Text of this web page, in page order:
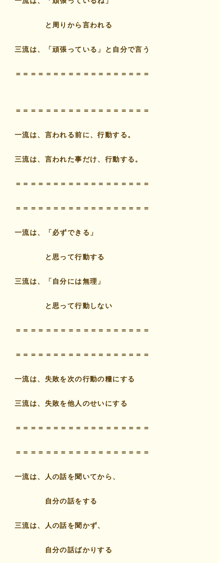
と周りから言われる
三流は、「頑張っている」と自分で言う
＝＝＝＝＝＝＝＝＝＝＝＝＝＝＝＝＝＝
＝＝＝＝＝＝＝＝＝＝＝＝＝＝＝＝＝＝
一流は、言われる前に、行動する。
三流は、言われた事だけ、行動する。
＝＝＝＝＝＝＝＝＝＝＝＝＝＝＝＝＝＝
＝＝＝＝＝＝＝＝＝＝＝＝＝＝＝＝＝＝
一流は、「必ずできる」
と思って行動する
三流は、「自分には無理」
と思って行動しない
＝＝＝＝＝＝＝＝＝＝＝＝＝＝＝＝＝＝
＝＝＝＝＝＝＝＝＝＝＝＝＝＝＝＝＝＝
一流は、失敗を次の行動の糧にする
三流は、失敗を他人のせいにする
＝＝＝＝＝＝＝＝＝＝＝＝＝＝＝＝＝＝
＝＝＝＝＝＝＝＝＝＝＝＝＝＝＝＝＝＝
一流は、人の話を聞いてから、
自分の話をする
三流は、人の話を聞かず、
自分の話ばかりする